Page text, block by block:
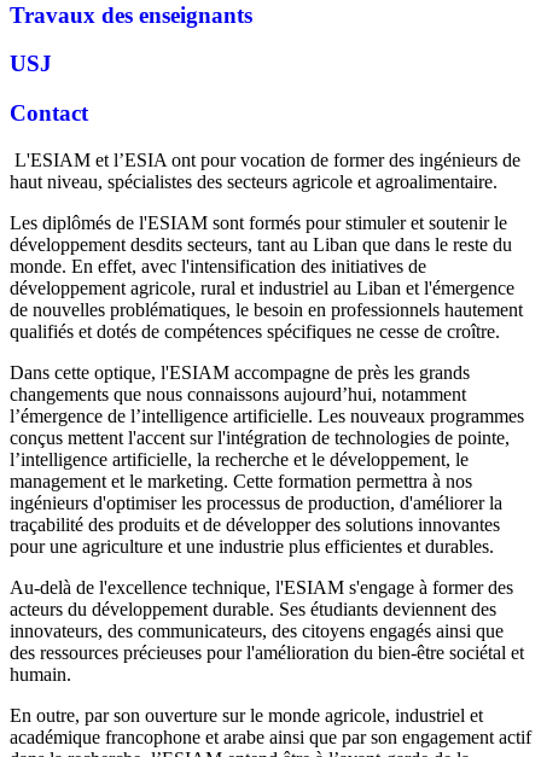
Travaux des enseignants
USJ
Contact
L'ESIAM et l’ESIA ont pour vocation de former des ingénieurs de
haut niveau, spécialistes des secteurs agricole et agroalimentaire.
Les diplômés de l'ESIAM sont formés pour stimuler et soutenir le
développement desdits secteurs, tant au Liban que dans le reste du
monde. En effet, avec l'intensification des initiatives de
développement agricole, rural et industriel au Liban et l'émergence
de nouvelles problématiques, le besoin en professionnels hautement
qualifiés et dotés de compétences spécifiques ne cesse de croître.
Dans cette optique, l'ESIAM accompagne de près les grands
changements que nous connaissons aujourd’hui, notamment
l’émergence de l’intelligence artificielle. Les nouveaux programmes
conçus mettent l'accent sur l'intégration de technologies de pointe,
l’intelligence artificielle, la recherche et le développement, le
management et le marketing. Cette formation permettra à nos
ingénieurs d'optimiser les processus de production, d'améliorer la
traçabilité des produits et de développer des solutions innovantes
pour une agriculture et une industrie plus efficientes et durables.
Au-delà de l'excellence technique, l'ESIAM s'engage à former des
acteurs du développement durable. Ses étudiants deviennent des
innovateurs, des communicateurs, des citoyens engagés ainsi que
des ressources précieuses pour l'amélioration du bien-être sociétal et
humain.
En outre, par son ouverture sur le monde agricole, industriel et
académique francophone et arabe ainsi que par son engagement actif